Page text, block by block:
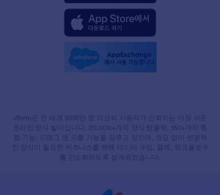
Jform은 전 세계 35백만 명 이상의 사용자가 신뢰하는 가장 쉬운
온라인 양식 빌더입니다. 20,000+개의 양식 템플릿, 150+개의 통
합 기능, 드래그 앤 드롭 기능을 갖추고 있으며, 코딩 없이 전문적
인 양식이 필요한 비즈니스를 위해 데이터 수집, 결제, 워크플로우
를 간소화하도록 설계되었습니다.